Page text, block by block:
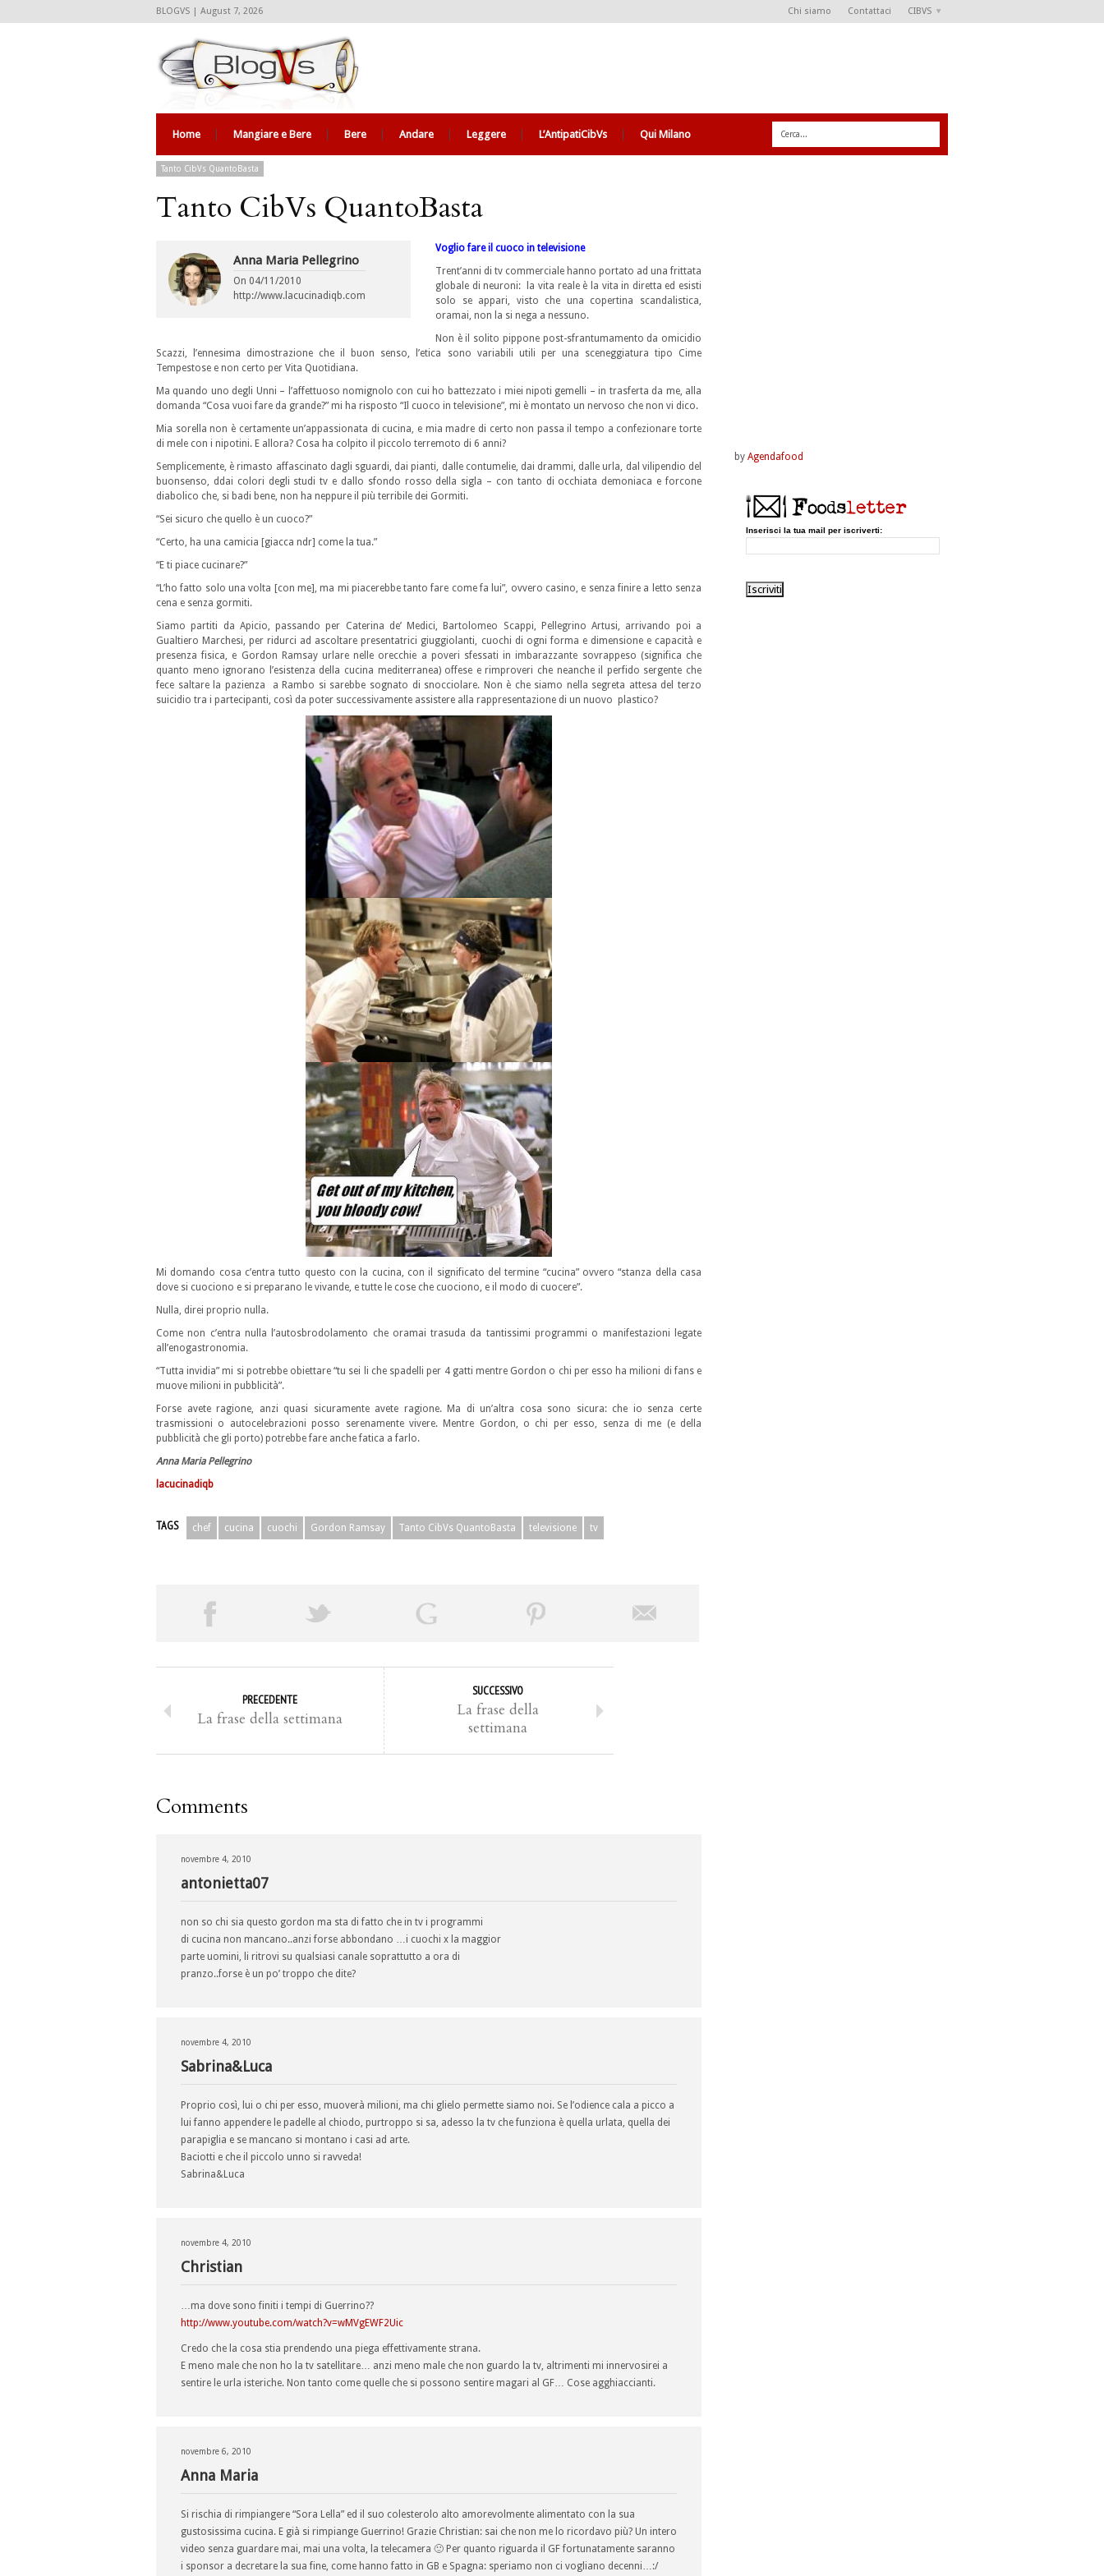
BLOGVS | August 7, 2026 Chi siamo Contattaci CIBVS
Home Mangiare e Bere Bere Andare Leggere L’AntipatiCibVs Qui Milano
Tanto CibVs QuantoBasta
Tanto CibVs QuantoBasta
Anna Maria Pellegrino
On 04/11/2010
http://www.lacucinadiqb.com
Voglio fare il cuoco in televisione
Trent’anni di tv commerciale hanno portato ad una frittata
globale di neuroni: la vita reale è la vita in diretta ed esisti
solo se appari, visto che una copertina scandalistica,
oramai, non la si nega a nessuno.
Non è il solito pippone post-sfrantumamento da omicidio
Scazzi, l’ennesima dimostrazione che il buon senso, l’etica sono variabili utili per una sceneggiatura tipo Cime
Tempestose e non certo per Vita Quotidiana.
Ma quando uno degli Unni – l’affettuoso nomignolo con cui ho battezzato i miei nipoti gemelli – in trasferta da me, alla
domanda “Cosa vuoi fare da grande?” mi ha risposto “Il cuoco in televisione”, mi è montato un nervoso che non vi dico.
Mia sorella non è certamente un’appassionata di cucina, e mia madre di certo non passa il tempo a confezionare torte
di mele con i nipotini. E allora? Cosa ha colpito il piccolo terremoto di 6 anni?
Semplicemente, è rimasto affascinato dagli sguardi, dai pianti, dalle contumelie, dai drammi, dalle urla, dal vilipendio del
buonsenso, ddai colori degli studi tv e dallo sfondo rosso della sigla – con tanto di occhiata demoniaca e forcone
diabolico che, si badi bene, non ha neppure il più terribile dei Gormiti.
“Sei sicuro che quello è un cuoco?”
“Certo, ha una camicia [giacca ndr] come la tua.”
“E ti piace cucinare?”
“L’ho fatto solo una volta [con me], ma mi piacerebbe tanto fare come fa lui”, ovvero casino, e senza finire a letto senza
cena e senza gormiti.
Siamo partiti da Apicio, passando per Caterina de’ Medici, Bartolomeo Scappi, Pellegrino Artusi, arrivando poi a
Gualtiero Marchesi, per ridurci ad ascoltare presentatrici giuggiolanti, cuochi di ogni forma e dimensione e capacità e
presenza fisica, e Gordon Ramsay urlare nelle orecchie a poveri sfessati in imbarazzante sovrappeso (significa che
quanto meno ignorano l’esistenza della cucina mediterranea) offese e rimproveri che neanche il perfido sergente che
fece saltare la pazienza a Rambo si sarebbe sognato di snocciolare. Non è che siamo nella segreta attesa del terzo
suicidio tra i partecipanti, così da poter successivamente assistere alla rappresentazione di un nuovo plastico?
Mi domando cosa c’entra tutto questo con la cucina, con il significato del termine “cucina” ovvero “stanza della casa
dove si cuociono e si preparano le vivande, e tutte le cose che cuociono, e il modo di cuocere”.
Nulla, direi proprio nulla.
Come non c’entra nulla l’autosbrodolamento che oramai trasuda da tantissimi programmi o manifestazioni legate
all’enogastronomia.
“Tutta invidia” mi si potrebbe obiettare “tu sei li che spadelli per 4 gatti mentre Gordon o chi per esso ha milioni di fans e
muove milioni in pubblicità”.
Forse avete ragione, anzi quasi sicuramente avete ragione. Ma di un’altra cosa sono sicura: che io senza certe
trasmissioni o autocelebrazioni posso serenamente vivere. Mentre Gordon, o chi per esso, senza di me (e della
pubblicità che gli porto) potrebbe fare anche fatica a farlo.
Anna Maria Pellegrino
lacucinadiqb
TAGS chef cucina cuochi Gordon Ramsay Tanto CibVs QuantoBasta televisione tv
PRECEDENTE
La frase della settimana
SUCCESSIVO
La frase della
settimana
Comments
novembre 4, 2010
antonietta07
non so chi sia questo gordon ma sta di fatto che in tv i programmi
di cucina non mancano..anzi forse abbondano …i cuochi x la maggior
parte uomini, li ritrovi su qualsiasi canale soprattutto a ora di
pranzo..forse è un po’ troppo che dite?
novembre 4, 2010
Sabrina&Luca
Proprio così, lui o chi per esso, muoverà milioni, ma chi glielo permette siamo noi. Se l’odience cala a picco a
lui fanno appendere le padelle al chiodo, purtroppo si sa, adesso la tv che funziona è quella urlata, quella dei
parapiglia e se mancano si montano i casi ad arte.
Baciotti e che il piccolo unno si ravveda!
Sabrina&Luca
novembre 4, 2010
Christian
…ma dove sono finiti i tempi di Guerrino??
http://www.youtube.com/watch?v=wMVgEWF2Uic
Credo che la cosa stia prendendo una piega effettivamente strana.
E meno male che non ho la tv satellitare… anzi meno male che non guardo la tv, altrimenti mi innervosirei a
sentire le urla isteriche. Non tanto come quelle che si possono sentire magari al GF… Cose agghiaccianti.
novembre 6, 2010
Anna Maria
Si rischia di rimpiangere “Sora Lella” ed il suo colesterolo alto amorevolmente alimentato con la sua
gustosissima cucina. E già si rimpiange Guerrino! Grazie Christian: sai che non me lo ricordavo più? Un intero
video senza guardare mai, mai una volta, la telecamera 🙂 Per quanto riguarda il GF fortunatamente saranno
i sponsor a decretare la sua fine, come hanno fatto in GB e Spagna: speriamo non ci vogliano decenni…:/
by Agendafood
Inserisci la tua mail per iscriverti: